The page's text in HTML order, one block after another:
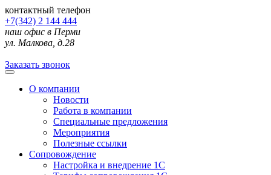
контактный телефон
+7(342) 2 144 444
наш офис в Перми
ул. Малкова, д.28
Заказать звонок
О компании
Новости
Работа в компании
Специальные предложения
Мероприятия
Полезные ссылки
Сопровождение
Настройка и внедрение 1С